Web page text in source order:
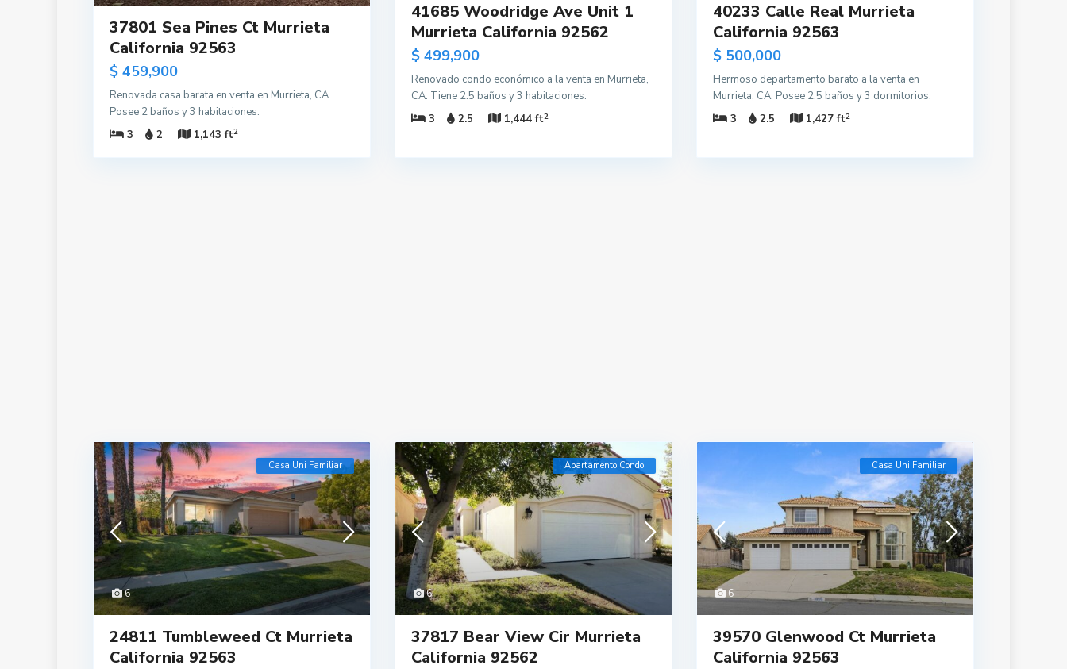
37801 Sea Pines Ct Murrieta
California 92563
$ 459,900
Renovada casa barata en venta en Murrieta, CA.
Posee 2 baños y 3 habitaciones.
3
2 1,143 ft2
41685 Woodridge Ave Unit 1
Murrieta California 92562
$ 499,900
Renovado condo económico a la venta en Murrieta,
CA. Tiene 2.5 baños y 3 habitaciones.
3
2.5 1,444 ft2
40233 Calle Real Murrieta
California 92563
$ 500,000
Hermoso departamento barato a la venta en
Murrieta, CA. Posee 2.5 baños y 3 dormitorios.
3
2.5 1,427 ft2
6
Casa Uni Familiar
24811 Tumbleweed Ct Murrieta
California 92563
6
Apartamento Condo
37817 Bear View Cir Murrieta
California 92562
6
Casa Uni Familiar
39570 Glenwood Ct Murrieta
California 92563